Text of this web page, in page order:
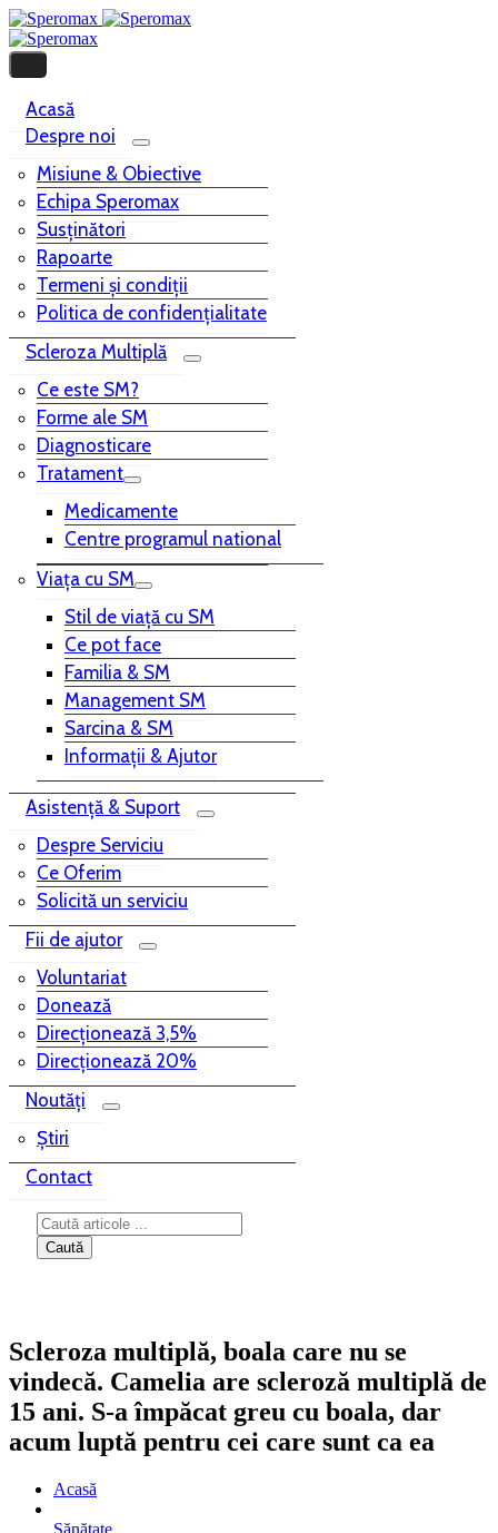
Acasă
Despre noi
Misiune & Obiective
Echipa Speromax
Susținători
Rapoarte
Termeni și condiții
Politica de confidențialitate
Scleroza Multiplă
Ce este SM?
Forme ale SM
Diagnosticare
Tratament
Medicamente
Centre programul national
Viața cu SM
Stil de viață cu SM
Ce pot face
Familia & SM
Management SM
Sarcina & SM
Informații & Ajutor
Asistență & Suport
Despre Serviciu
Ce Oferim
Solicită un serviciu
Fii de ajutor
Voluntariat
Donează
Direcționează 3,5%
Direcționează 20%
Noutăți
Știri
Contact
Scleroza multiplă, boala care nu se
vindecă. Camelia are scleroză multiplă de
15 ani. S-a împăcat greu cu boala, dar
acum luptă pentru cei care sunt ca ea
Acasă
Sănătate